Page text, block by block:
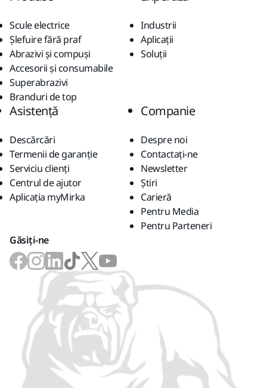
Scule electrice
Șlefuire fără praf
Abrazivi și compuși
Accesorii și consumabile
Superabrazivi
Branduri de top
Industrii
Aplicații
Soluții
Asistență
Descărcări
Termenii de garanție
Serviciu clienți
Centrul de ajutor
Aplicația myMirka
Companie
Despre noi
Contactaţi-ne
Newsletter
Știri
Carieră
Pentru Media
Pentru Parteneri
Găsiți-ne